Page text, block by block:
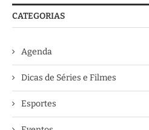
CATEGORIAS
Agenda
Dicas de Séries e Filmes
Esportes